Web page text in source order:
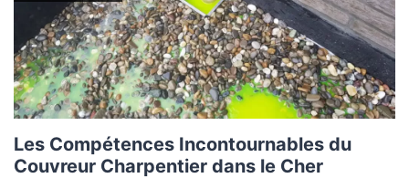
Les Compétences Incontournables du
Couvreur Charpentier dans le Cher